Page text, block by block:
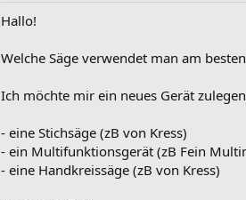
w
o
t
Hallo!
Welche Säge verwendet man am
Ich möchte mir ein neues Gerät
- eine Stichsäge (zB von Kress)
- ein Multifunktionsgerät (zB Fein
- eine Handkreissäge (zB von Kress)